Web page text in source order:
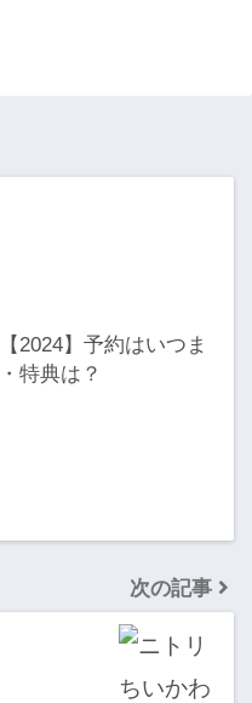
2024】予約はいつま
特典は？
次の記事